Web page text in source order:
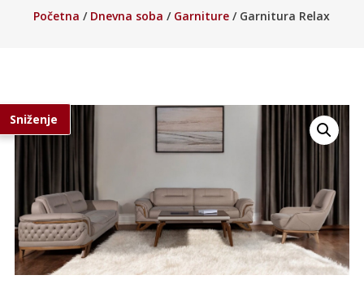
Početna / Dnevna soba / Garniture / Garnitura Relax
Sniženje